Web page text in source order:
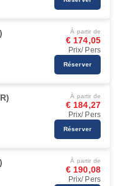
À partir de
€ 174,05
Prix/ Pers
Réserver
À partir de
€ 184,27
Prix/ Pers
Réserver
À partir de
€ 190,08
Prix/ Pers